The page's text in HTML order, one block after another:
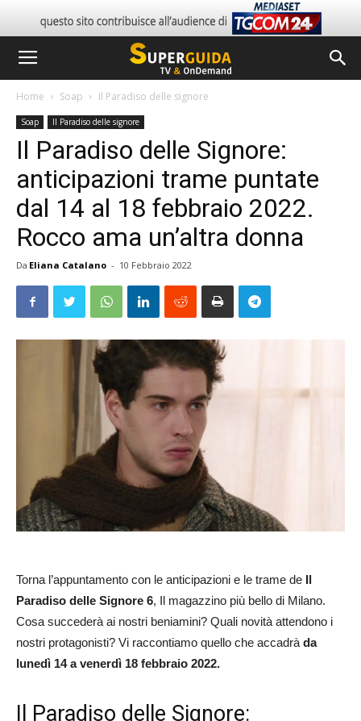
Home Soap Il Paradiso delle signore
Soap Il Paradiso delle signore
Il Paradiso delle Signore:
anticipazioni trame puntate
dal 14 al 18 febbraio 2022.
Rocco ama un’altra donna
Da Eliana Catalano - 10 Febbraio 2022
Torna l’appuntamento con le anticipazioni e le trame de Il
Paradiso delle Signore 6, Il magazzino più bello di Milano.
Cosa succederà ai nostri beniamini? Quali novità attendono i
nostri protagonisti? Vi raccontiamo quello che accadrà da
lunedì 14 a venerdì 18 febbraio 2022.
Il Paradiso delle Signore: